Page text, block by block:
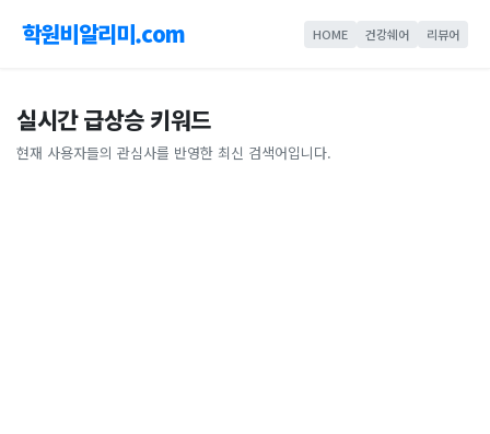
학원비알리미.com HOME 건강쉐어 리뷰어
실시간 급상승 키워드
현재 사용자들의 관심사를 반영한 최신 검색어입니다.